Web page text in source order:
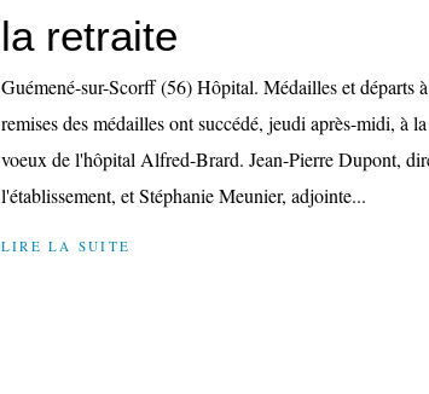
la retraite
Guémené-sur-Scorff (56) Hôpital. Médailles et départs
remises des médailles ont succédé, jeudi après-midi, à
voeux de l'hôpital Alfred-Brard. Jean-Pierre Dupont,
l'établissement, et Stéphanie Meunier, adjointe...
LIRE LA SUITE